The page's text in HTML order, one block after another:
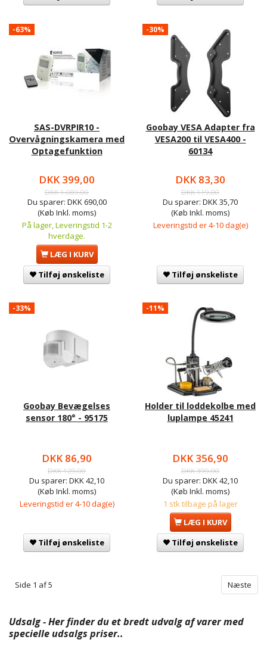
-63%
SAS-DVRPIR10 -
Overvågningskamera med
Optagefunktion
DKK 399,00
DKK 1.089,00
Du sparer: DKK 690,00
(Køb Inkl. moms)
På lager, Leveringstid 1-2
hverdage.
LÆG I KURV
Tilføj ønskeliste
-30%
Goobay VESA Adapter fra
VESA200 til VESA400 -
60134
DKK 83,30
DKK 119,00
Du sparer: DKK 35,70
(Køb Inkl. moms)
Leveringstid er 4-10 dag(e)
Tilføj ønskeliste
-33%
Goobay Bevægelses
sensor 180° - 95175
DKK 86,90
DKK 129,00
Du sparer: DKK 42,10
(Køb Inkl. moms)
Leveringstid er 4-10 dag(e)
Tilføj ønskeliste
-11%
Holder til loddekolbe med
luplampe 45241
DKK 356,90
DKK 399,00
Du sparer: DKK 42,10
(Køb Inkl. moms)
1 stk tilbage på lager
LÆG I KURV
Tilføj ønskeliste
Side 1 af 5 Næste
Udsalg - Her finder du et bredt udvalg af varer med
specielle udsalgs priser..